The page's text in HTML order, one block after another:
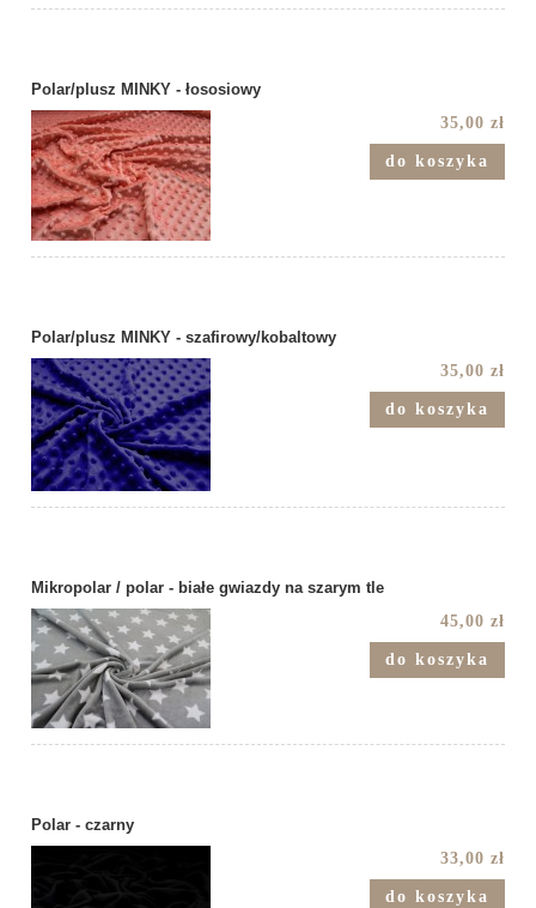
Polar/plusz MINKY - łososiowy
35,00 zł
do koszyka
Polar/plusz MINKY - szafirowy/kobaltowy
35,00 zł
do koszyka
Mikropolar / polar - białe gwiazdy na szarym tle
45,00 zł
do koszyka
Polar - czarny
33,00 zł
do koszyka